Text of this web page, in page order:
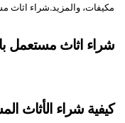
مكيفات، والمزيد.شراء
شراء اثاث مستعمل
كيفية شراء الأثاث